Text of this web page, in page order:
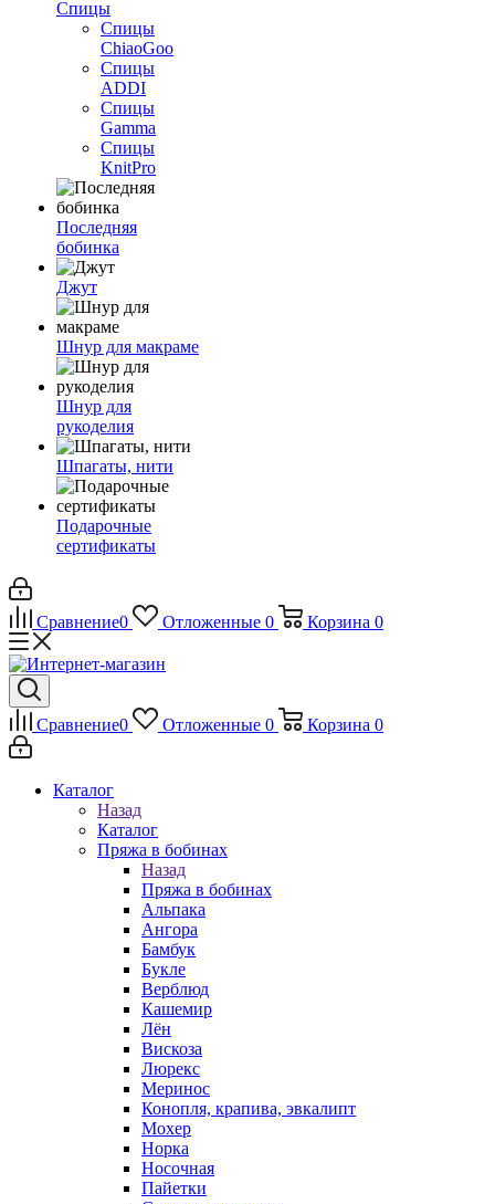
Спицы
Спицы
ChiaoGoo
Спицы
ADDI
Спицы
Gamma
Спицы
KnitPro
Последняя
бобинка
Джут
Шнур для макраме
Шнур для
рукоделия
Шпагаты, нити
Подарочные
сертификаты
Сравнение0 Отложенные 0 Корзина 0
Сравнение0 Отложенные 0 Корзина 0
Каталог
Назад
Каталог
Пряжа в бобинах
Назад
Пряжа в бобинах
Альпака
Ангора
Бамбук
Букле
Верблюд
Кашемир
Лён
Вискоза
Люрекс
Меринос
Конопля, крапива, эвкалипт
Мохер
Норка
Носочная
Пайетки